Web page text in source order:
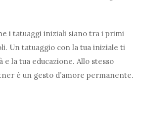
i tatuaggi iniziali siano tra i primi
Un tatuaggio con la tua iniziale ti
la tua educazione. Allo stesso
è un gesto d’amore permanente.